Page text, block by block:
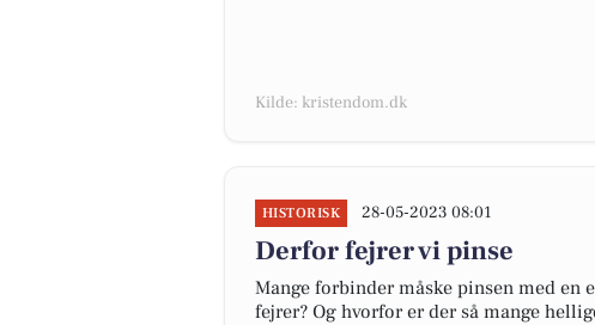
Kilde: kristendom.dk
HISTORISK 28-05-2023 08:01
Derfor fejrer vi pinse
Mange forbinder måske pinsen med en
fejrer? Og hvorfor er der så mange